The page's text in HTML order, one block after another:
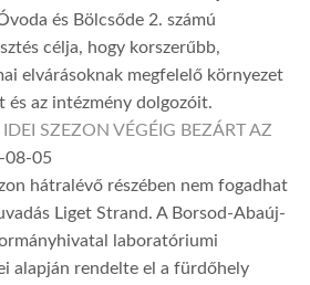
és Bölcsőde 2. számú
célja, hogy korszerűbb,
elvárásoknak megfelelő környezet
és az intézmény dolgozóit.
SZEZON VÉGÉIG BEZÁRT AZ
08-05
hátralévő részében nem fogadhat
Liget Strand. A Borsod-Abaúj-
laboratóriumi
alapján rendelte el a fürdőhely